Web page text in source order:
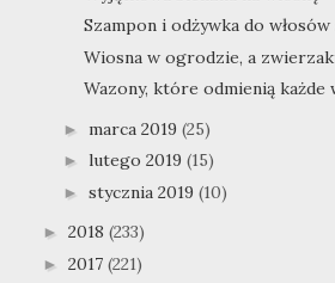
Szampon i odżywka do
Wiosna w ogrodzie, a
Wazony, które odmienią każde
► marca 2019 (25)
► lutego 2019 (15)
► stycznia 2019 (10)
► 2018 (233)
► 2017 (221)